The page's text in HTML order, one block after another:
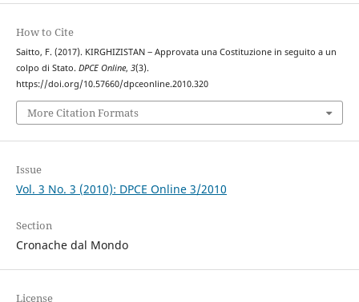
How to Cite
Saitto, F. (2017). KIRGHIZISTAN ‒ Approvata una Costituzione in seguito a un
colpo di Stato. DPCE Online, 3(3).
https://doi.org/10.57660/dpceonline.2010.320
More Citation Formats
Issue
Vol. 3 No. 3 (2010): DPCE Online 3/2010
Section
Cronache dal Mondo
License